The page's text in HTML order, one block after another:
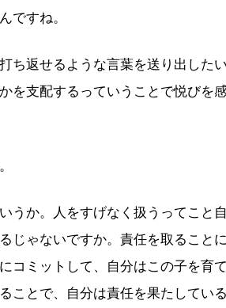
ですね。
返せるような言葉を送り出した
を支配するっていうことで悦びを
か。人をすげなく扱うってこと
じゃないですか。責任を取ること
コミットして、自分はこの子を育
ことで、自分は責任を果たしてい